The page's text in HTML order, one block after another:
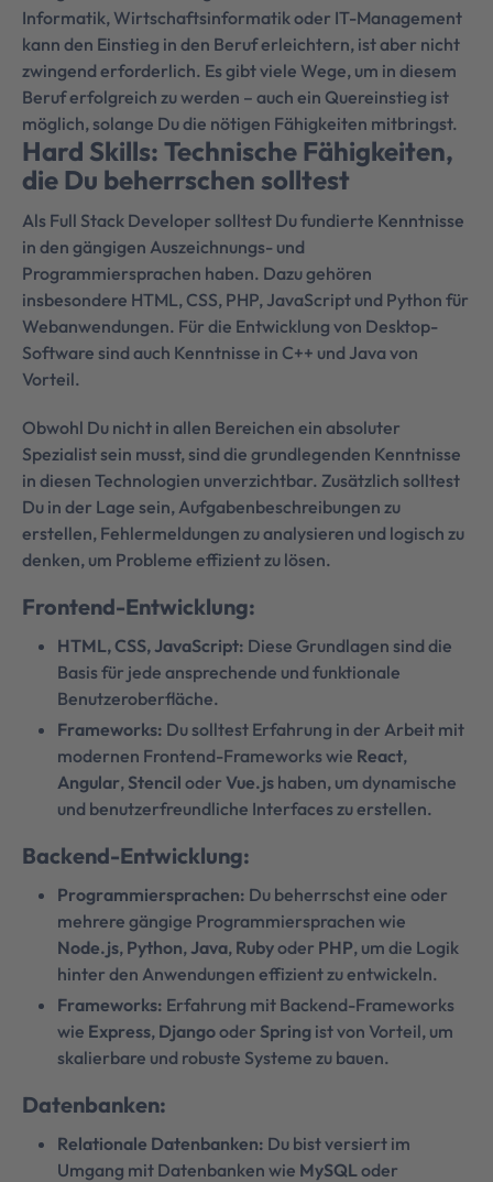
Informatik, Wirtschaftsinformatik oder IT-Management
kann den Einstieg in den Beruf erleichtern, ist aber nicht
zwingend erforderlich. Es gibt viele Wege, um in diesem
Beruf erfolgreich zu werden – auch ein Quereinstieg ist
möglich, solange Du die nötigen Fähigkeiten mitbringst.
Hard Skills: Technische Fähigkeiten,
die Du beherrschen solltest
Als Full Stack Developer solltest Du fundierte Kenntnisse
in den gängigen Auszeichnungs- und
Programmiersprachen haben. Dazu gehören
insbesondere HTML, CSS, PHP, JavaScript und Python für
Webanwendungen. Für die Entwicklung von Desktop-
Software sind auch Kenntnisse in C++ und Java von
Vorteil.
Obwohl Du nicht in allen Bereichen ein absoluter
Spezialist sein musst, sind die grundlegenden Kenntnisse
in diesen Technologien unverzichtbar. Zusätzlich solltest
Du in der Lage sein, Aufgabenbeschreibungen zu
erstellen, Fehlermeldungen zu analysieren und logisch zu
denken, um Probleme effizient zu lösen.
Frontend-Entwicklung:
HTML, CSS, JavaScript: Diese Grundlagen sind die
Basis für jede ansprechende und funktionale
Benutzeroberfläche.
Frameworks: Du solltest Erfahrung in der Arbeit mit
modernen Frontend-Frameworks wie React,
Angular,Stencil oder Vue.js haben, um dynamische
und benutzerfreundliche Interfaces zu erstellen.
Backend-Entwicklung:
Programmiersprachen: Du beherrschst eine oder
mehrere gängige Programmiersprachen wie
Node.js, Python,Java, Rubyoder PHP, um die Logik
hinter den Anwendungen effizient zu entwickeln.
Frameworks: Erfahrung mit Backend-Frameworks
wie Express, Djangooder Spring ist von Vorteil, um
skalierbare und robuste Systeme zu bauen.
Datenbanken:
Relationale Datenbanken: Du bist versiert im
Umgang mit Datenbanken wie MySQLoder